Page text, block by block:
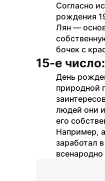
Согласно
рождения
Лян —
бочек с
15-е
День
природной
людей они
его
Например,
заработал
всенародно